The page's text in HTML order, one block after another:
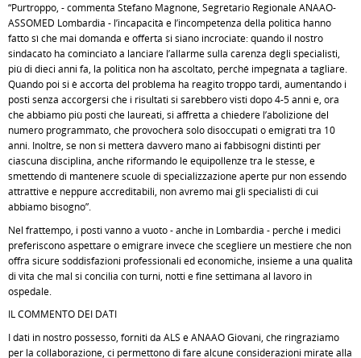
“Purtroppo, - commenta Stefano Magnone, Segretario Regionale ANAAO-
ASSOMED Lombardia - l’incapacità e l’incompetenza della politica hanno
fatto sì che mai domanda e offerta si siano incrociate: quando il nostro
sindacato ha cominciato a lanciare l’allarme sulla carenza degli specialisti,
più di dieci anni fa, la politica non ha ascoltato, perché impegnata a tagliare.
Quando poi si è accorta del problema ha reagito troppo tardi, aumentando i
posti senza accorgersi che i risultati si sarebbero visti dopo 4-5 anni e, ora
che abbiamo più posti che laureati, si affretta a chiedere l’abolizione del
numero programmato, che provocherà solo disoccupati o emigrati tra 10
anni. Inoltre, se non si metterà davvero mano ai fabbisogni distinti per
ciascuna disciplina, anche riformando le equipollenze tra le stesse, e
smettendo di mantenere scuole di specializzazione aperte pur non essendo
attrattive e neppure accreditabili, non avremo mai gli specialisti di cui
abbiamo bisogno”.
Nel frattempo, i posti vanno a vuoto - anche in Lombardia - perché i medici
preferiscono aspettare o emigrare invece che scegliere un mestiere che non
offra sicure soddisfazioni professionali ed economiche, insieme a una qualità
di vita che mal si concilia con turni, notti e fine settimana al lavoro in
ospedale.
IL COMMENTO DEI DATI
I dati in nostro possesso, forniti da ALS e ANAAO Giovani, che ringraziamo
per la collaborazione, ci permettono di fare alcune considerazioni mirate alla